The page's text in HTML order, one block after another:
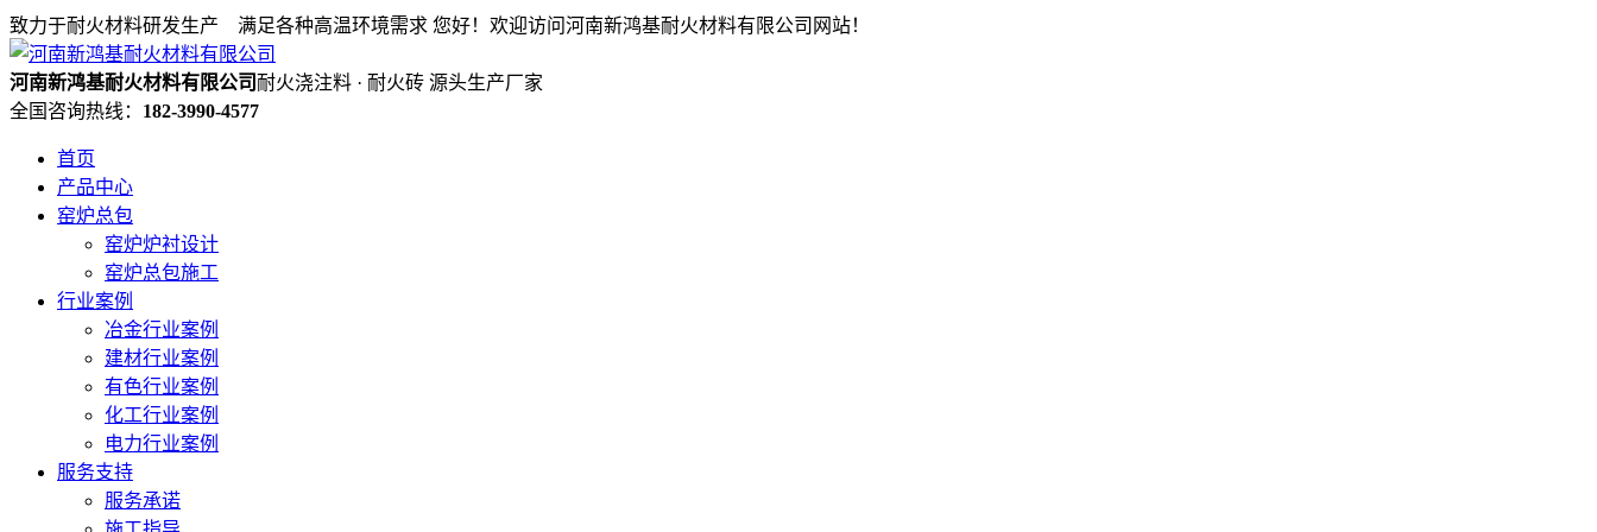
致力于耐火材料研发生产 满足各种高温环境需求 您好！欢迎访问河南新鸿基耐火材料有限公司网站！
河南新鸿基耐火材料有限公司 耐火浇注料 · 耐火砖 源头生产厂家
全国咨询热线： 182-3990-4577
首页
产品中心
窑炉总包
窑炉炉衬设计
窑炉总包施工
行业案例
冶金行业案例
建材行业案例
有色行业案例
化工行业案例
电力行业案例
服务支持
服务承诺